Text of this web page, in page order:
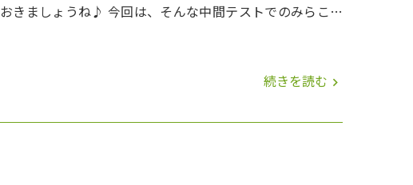
おきましょうね♪ 今回は、そんな中間テストでのみらこべ
す。この夏、一緒に本気で頑張りませんか？夏期講習も申
続きを読む navigate_next